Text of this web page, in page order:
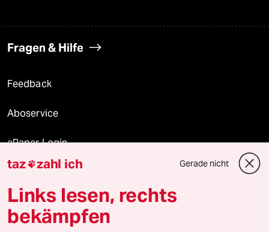
Fragen & Hilfe
Feedback
Aboservice
ePaper Login
Downloads für Abonnierende
© 2026 taz Verlags und Vertriebs GmbH
taz zahl ich Gerade nicht
Links lesen, rechts
bekämpfen